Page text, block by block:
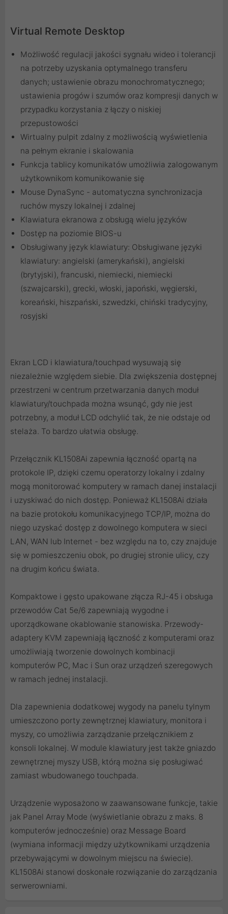
Virtual Remote Desktop
Możliwość regulacji jakości sygnału wideo i tolerancji
na potrzeby uzyskania optymalnego transferu
danych; ustawienie obrazu monochromatycznego;
ustawienia progów i szumów oraz kompresji danych w
przypadku korzystania z łączy o niskiej
przepustowości
Wirtualny pulpit zdalny z możliwością wyświetlenia
na pełnym ekranie i skalowania
Funkcja tablicy komunikatów umożliwia zalogowanym
użytkownikom komunikowanie się
Mouse DynaSync - automatyczna synchronizacja
ruchów myszy lokalnej i zdalnej
Klawiatura ekranowa z obsługą wielu języków
Dostęp na poziomie BIOS-u
Obsługiwany język klawiatury: Obsługiwane języki
klawiatury: angielski (amerykański), angielski
(brytyjski), francuski, niemiecki, niemiecki
(szwajcarski), grecki, włoski, japoński, węgierski,
koreański, hiszpański, szwedzki, chiński tradycyjny,
rosyjski
Ekran LCD i klawiatura/touchpad wysuwają się
niezależnie względem siebie. Dla zwiększenia dostępnej
przestrzeni w centrum przetwarzania danych moduł
klawiatury/touchpada można wsunąć, gdy nie jest
potrzebny, a moduł LCD odchylić tak, że nie odstaje od
stelaża. To bardzo ułatwia obsługę.
Przełącznik KL1508Ai zapewnia łączność opartą na
protokole IP, dzięki czemu operatorzy lokalny i zdalny
mogą monitorować komputery w ramach danej instalacji
i uzyskiwać do nich dostęp. Ponieważ KL1508Ai działa
na bazie protokołu komunikacyjnego TCP/IP, można do
niego uzyskać dostęp z dowolnego komputera w sieci
LAN, WAN lub Internet - bez względu na to, czy znajduje
się w pomieszczeniu obok, po drugiej stronie ulicy, czy
na drugim końcu świata.
Kompaktowe i gęsto upakowane złącza RJ-45 i obsługa
przewodów Cat 5e/6 zapewniają wygodne i
uporządkowane okablowanie stanowiska. Przewody-
adaptery KVM zapewniają łączność z komputerami oraz
umożliwiają tworzenie dowolnych kombinacji
komputerów PC, Mac i Sun oraz urządzeń szeregowych
w ramach jednej instalacji.
Dla zapewnienia dodatkowej wygody na panelu tylnym
umieszczono porty zewnętrznej klawiatury, monitora i
myszy, co umożliwia zarządzanie przełącznikiem z
konsoli lokalnej. W module klawiatury jest także gniazdo
zewnętrznej myszy USB, którą można się posługiwać
zamiast wbudowanego touchpada.
Urządzenie wyposażono w zaawansowane funkcje, takie
jak Panel Array Mode (wyświetlanie obrazu z maks. 8
komputerów jednocześnie) oraz Message Board
(wymiana informacji między użytkownikami urządzenia
przebywającymi w dowolnym miejscu na świecie).
KL1508Ai stanowi doskonałe rozwiązanie do zarządzania
serwerowniami.